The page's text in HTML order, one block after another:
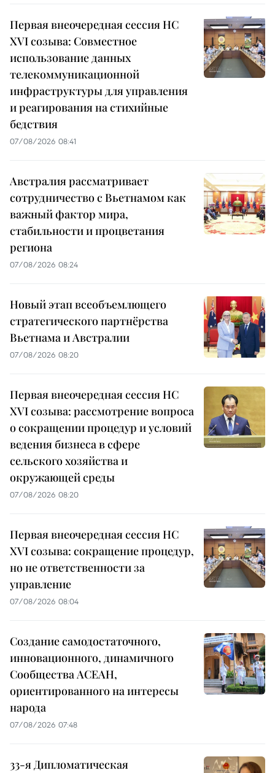
Первая внеочередная сессия НС
XVI созыва: Совместное
использование данных
телекоммуникационной
инфраструктуры для управления
и реагирования на стихийные
бедствия
07/08/2026 08:41
Австралия рассматривает
сотрудничество с Вьетнамом как
важный фактор мира,
стабильности и процветания
региона
07/08/2026 08:24
Новый этап всеобъемлющего
стратегического партнёрства
Вьетнама и Австралии
07/08/2026 08:20
Первая внеочередная сессия НС
XVI созыва: рассмотрение вопроса
о сокращении процедур и условий
ведения бизнеса в сфере
сельского хозяйства и
окружающей среды
07/08/2026 08:20
Первая внеочередная сессия НС
XVI созыва: сокращение процедур,
но не ответственности за
управление
07/08/2026 08:04
Создание самодостаточного,
инновационного, динамичного
Сообщества АСЕАН,
ориентированного на интересы
народа
07/08/2026 07:48
33-я Дипломатическая